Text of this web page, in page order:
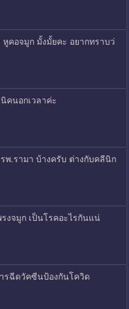
คอจมูก มั้งมั้ยคะ อยากทราบว่
คนอกเวลาค่ะ
พ.รามา บ้างครับ ต่างกับคลีนิก
งจมูก เป็นโรคอะไรกันแน่
รฉีดวัคซีนป้องกันโควิด